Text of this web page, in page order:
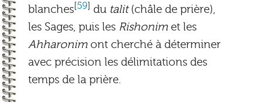
blanches[59] du talit(châle de prière),
les Sages, puis les Rishonim et les
Ahharonim ont cherché à déterminer
avec précision les délimitations des
temps de la prière.